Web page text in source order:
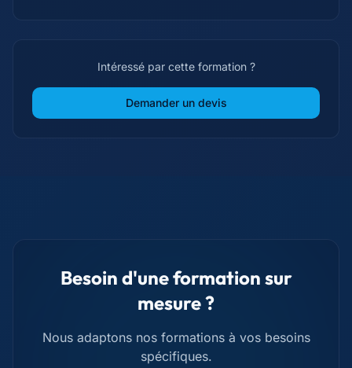
Intéressé par cette formation ?
Demander un devis
Besoin d'une formation sur
mesure ?
Nous adaptons nos formations à vos besoins
spécifiques.